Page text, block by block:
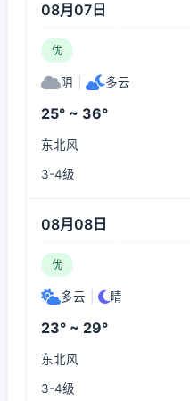
08月07日
优
阴 多云
25° ~ 36°
东北风
3-4级
08月08日
优
多云 晴
23° ~ 29°
东北风
3-4级